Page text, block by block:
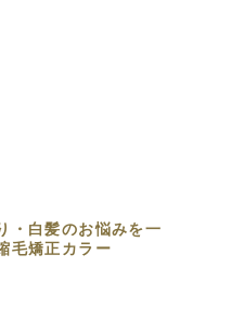
・白髪のお悩みを一
毛矯正カラー